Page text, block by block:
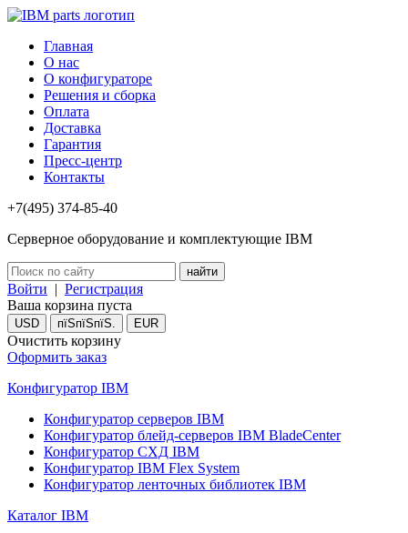
Главная
О нас
О конфигураторе
Решения и сборка
Оплата
Доставка
Гарантия
Пресс-центр
Контакты
+7(495) 374-85-40
Серверное оборудование и комплектующие IBM
Войти | Регистрация
Ваша корзина пуста
USD пїЅпїЅпїЅ. EUR
Очистить корзину
Оформить заказ
Конфигуратор IBM
Конфигуратор серверов IBM
Конфигуратор блейд-серверов IBM BladeCenter
Конфигуратор СХД IBM
Конфигуратор IBM Flex System
Конфигуратор ленточных библиотек IBM
Каталог IBM